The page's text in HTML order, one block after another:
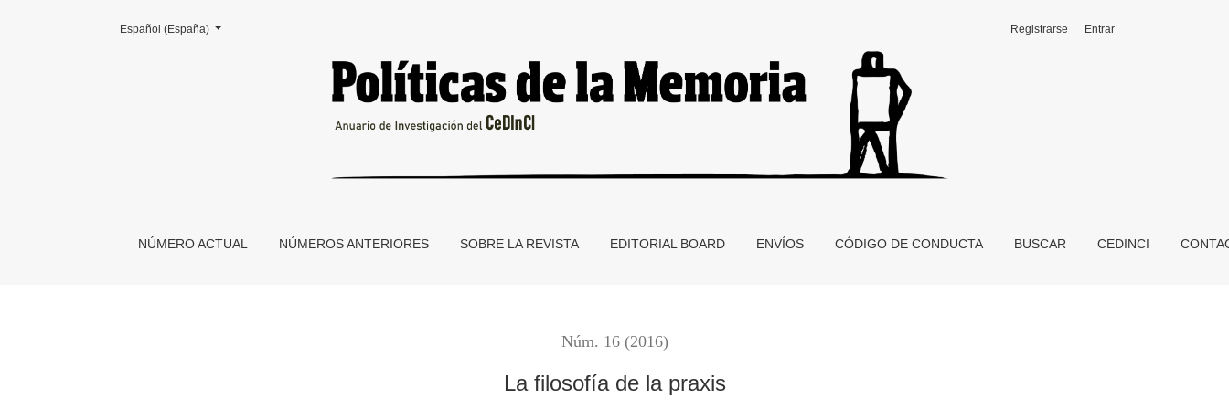
La filosofía de la praxis
NÚMERO ACTUAL NÚMEROS ANTERIORES SOBRE LA REVISTA EDITORIAL BOARD ENVÍOS CÓDIGO DE CONDUCTA BUSCAR CEDINCI
Registrarse Entrar
Cambiar el idioma. El actual es:
Español (España)
Núm. 16 (2016)
La filosofía de la praxis